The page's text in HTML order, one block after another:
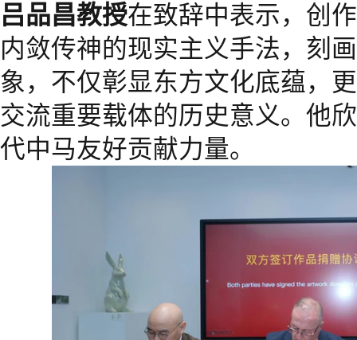
吕品昌教授在致辞中表示，创
内敛传神的现实主义手法，刻
象，不仅彰显东方文化底蕴，
交流重要载体的历史意义。他
代中马友好贡献力量。